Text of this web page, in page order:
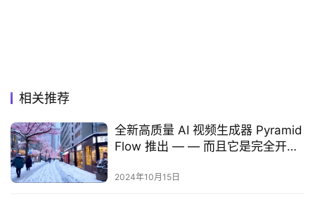
相关推荐
全新高质量 AI 视频生成器 Pyramid
Flow 推出 — — 而且它是完全开源
2024年10月15日